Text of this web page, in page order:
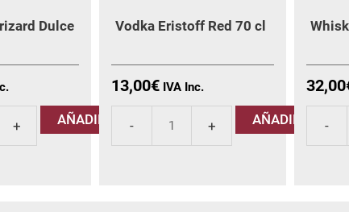
Dulce
AÑADIR
Vodka Eristoff Red 70 cl
13,00€
AÑADIR
32,00